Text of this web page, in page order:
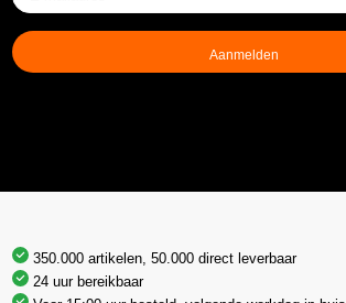
mailadres
(Vereist)
350.000 artikelen, 50.000 direct leverbaar
24 uur bereikbaar